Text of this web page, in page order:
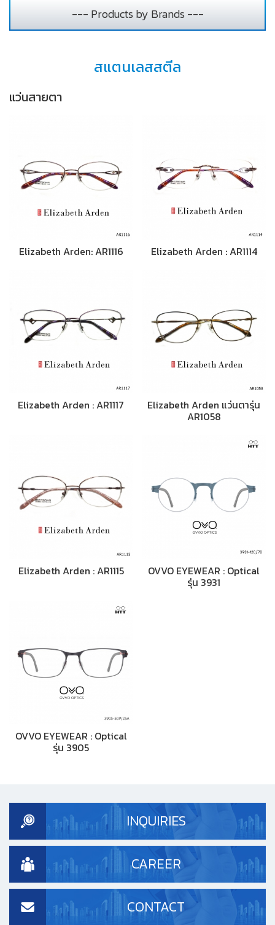
--- Products by Brands ---
สแตนเลสสตีล
แว่นสายตา
Elizabeth Arden: AR1116 Elizabeth Arden : AR1114
Elizabeth Arden : AR1117 Elizabeth Arden แว่นตารุ่น
AR1058
Elizabeth Arden : AR1115 OVVO EYEWEAR : Optical
รุ่น 3931
OVVO EYEWEAR : Optical
รุ่น 3905
INQUIRIES
CAREER
CONTACT